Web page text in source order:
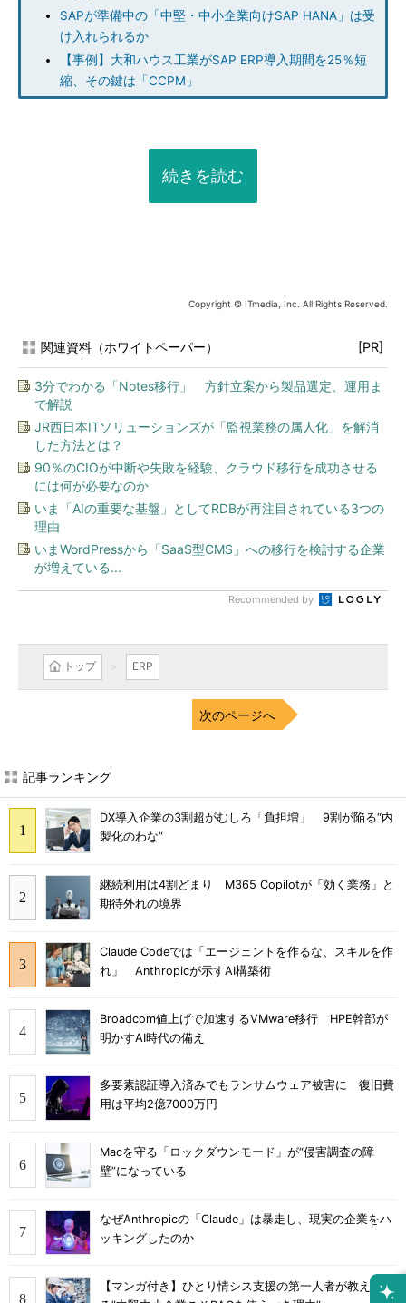
SAPが準備中の「中堅・中小企業向けSAP HANA」は受
け入れられるか
【事例】大和ハウス工業がSAP ERP導入期間を25％短
縮、その鍵は「CCPM」
続きを読む
Copyright © ITmedia, Inc. All Rights Reserved.
関連資料（ホワイトペーパー） [PR]
3分でわかる「Notes移行」 方針立案から製品選定、運用ま
で解説
JR西日本ITソリューションズが「監視業務の属人化」を解消
した方法とは？
90％のCIOが中断や失敗を経験、クラウド移行を成功させる
には何が必要なのか
いま「AIの重要な基盤」としてRDBが再注目されている3つの
理由
いまWordPressから「SaaS型CMS」への移行を検討する企業
が増えている...
Recommended by
トップ ERP
次のページへ
記事ランキング
DX導入企業の3割超がむしろ「負担増」 9割が陥る“内
製化のわな”
継続利用は4割どまり M365 Copilotが「効く業務」と
期待外れの境界
Claude Codeでは「エージェントを作るな、スキルを作
れ」 Anthropicが示すAI構築術
Broadcom値上げで加速するVMware移行 HPE幹部が
明かすAI時代の備え
多要素認証導入済みでもランサムウェア被害に 復旧費
用は平均2億7000万円
Macを守る「ロックダウンモード」が“侵害調査の障
壁”になっている
なぜAnthropicの「Claude」は暴走し、現実の企業をハ
ッキングしたのか
【マンガ付き】ひとり情シス支援の第一人者が教え